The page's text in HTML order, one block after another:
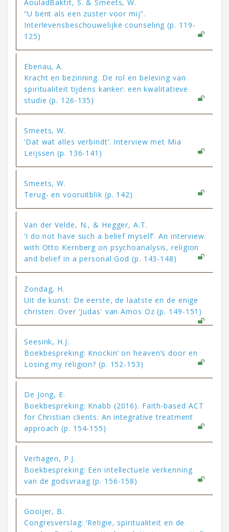
AouladBaktit, S. & Smeets, W.
“U bent als een zuster voor mij”.
Interlevensbeschouwelijke counseling (p. 119-
125)
Ebenau, A.
Kracht en bezinning. De rol en beleving van
spiritualiteit tijdens kanker: een kwalitatieve
studie (p. 126-135)
Smeets, W.
‘Dat wat alles verbindt’. Interview met Mia
Leijssen (p. 136-141)
Smeets, W.
Terug- en vooruitblik (p. 142)
Van der Velde, N., & Hegger, A.T.
‘I do not have such a belief myself’. An interview
with Otto Kernberg on psychoanalysis, religion
and belief in a personal God (p. 143-148)
Zondag, H.
Uit de kunst: De eerste, de laatste en de enige
christen. Over 'Judas' van Amos Oz (p. 149-151)
Seesink, H.J.
Boekbespreking: Knockin’ on heaven’s door en
Losing my religion? (p. 152-153)
De Jong, E.
Boekbespreking: Knabb (2016). Faith-based ACT
for Christian clients: An integrative treatment
approach (p. 154-155)
Verhagen, P.J.
Boekbespreking: Een intellectuele verkenning
van de godsvraag (p. 156-158)
Gooijer, B.
Congresverslag: ‘Religie, spiritualiteit en de